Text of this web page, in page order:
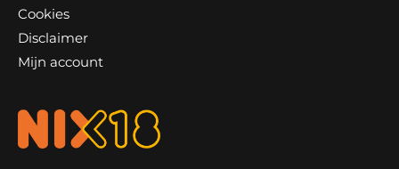
Cookies
Disclaimer
Mijn account